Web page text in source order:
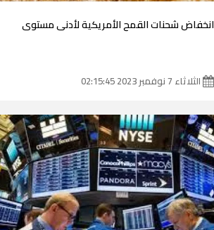
انخفاض شحنات القمح الأمريكية لأدنى مستوى
الثلاثاء 7 نوفمبر 2023 02:15:45